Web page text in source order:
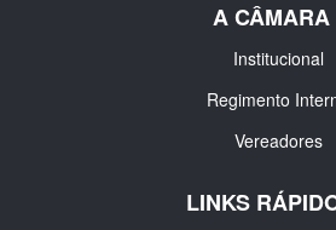
A CÂMARA
Institucional
Regimento
Vereadores
LINKS